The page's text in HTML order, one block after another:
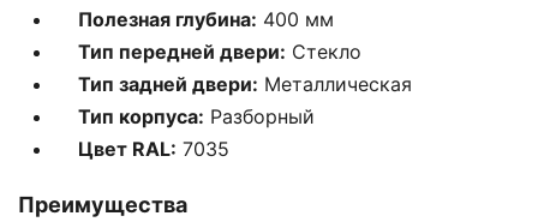
Полезная глубина: 400 мм
Тип передней двери: Стекло
Тип задней двери: Металлическая
Тип корпуса: Разборный
Цвет RAL: 7035
Преимущества